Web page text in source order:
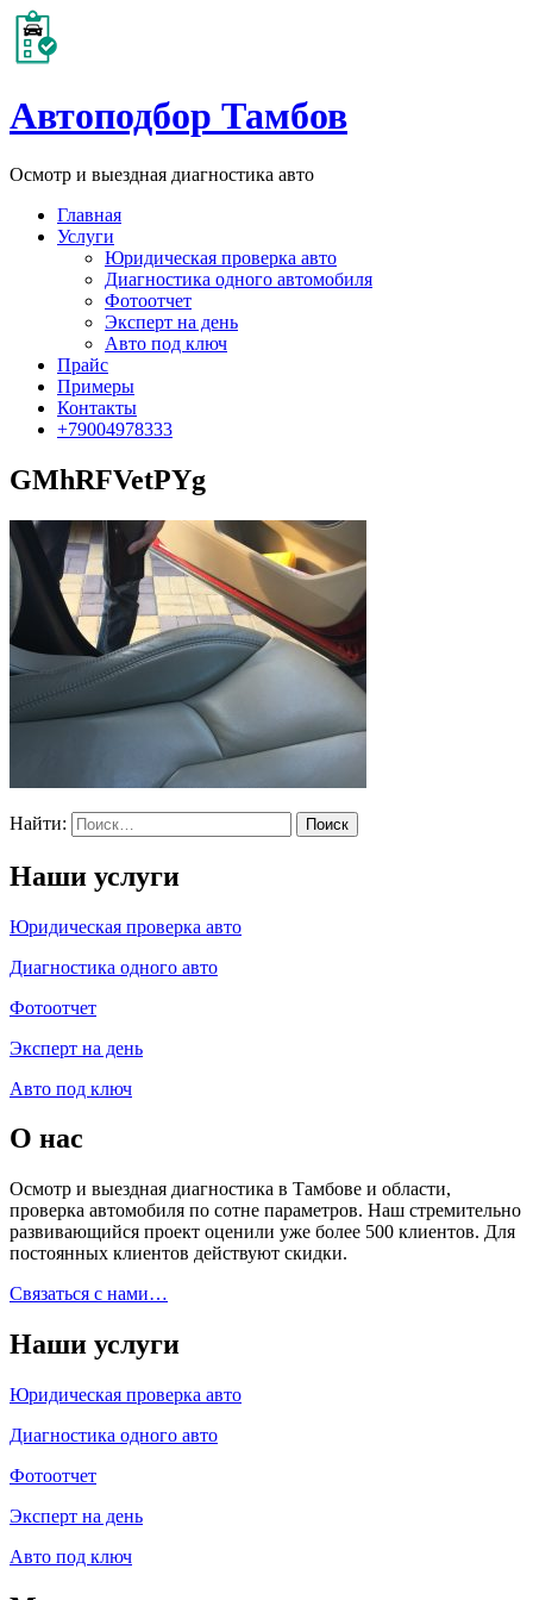
Автоподбор Тамбов
Осмотр и выездная диагностика авто
Главная
Услуги
Юридическая проверка авто
Диагностика одного автомобиля
Фотоотчет
Эксперт на день
Авто под ключ
Прайс
Примеры
Контакты
+79004978333
GMhRFVetPYg
Найти:
Наши услуги
Юридическая проверка авто
Диагностика одного авто
Фотоотчет
Эксперт на день
Авто под ключ
О нас
Осмотр и выездная диагностика в Тамбове и области,
проверка автомобиля по сотне параметров. Наш стремительно
развивающийся проект оценили уже более 500 клиентов. Для
постоянных клиентов действуют скидки.
Связаться с нами…
Наши услуги
Юридическая проверка авто
Диагностика одного авто
Фотоотчет
Эксперт на день
Авто под ключ